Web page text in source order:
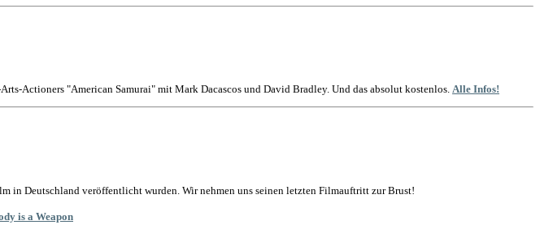
Actioners "American Samurai" mit Mark Dacascos und David Bradley. Und das absolut kostenlos. Alle Infos!
in Deutschland veröffentlicht wurden. Wir nehmen uns seinen letzten Filmauftritt zur Brust!
is a Weapon